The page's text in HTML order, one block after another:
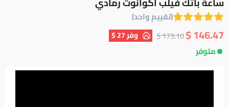
(تقييم واحد)
146.47 $
173.10 $ وفر27 $
متوفر